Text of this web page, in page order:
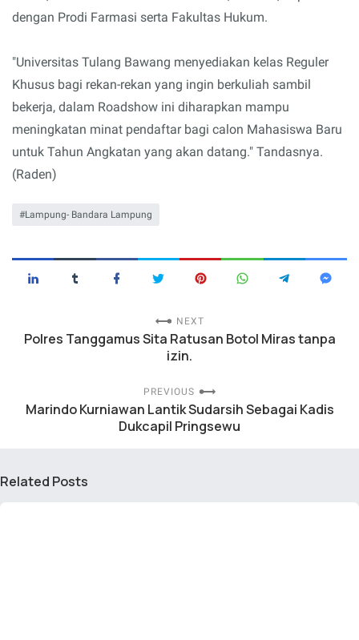
dengan Prodi Farmasi serta Fakultas Hukum.
"Universitas Tulang Bawang menyediakan kelas Reguler
Khusus bagi rekan-rekan yang ingin berkuliah sambil
bekerja, dalam Roadshow ini diharapkan mampu
meningkatan minat pendaftar bagi calon Mahasiswa Baru
untuk Tahun Angkatan yang akan datang." Tandasnya.
(Raden)
Lampung- Bandara Lampung
NEXT
Polres Tanggamus Sita Ratusan Botol Miras tanpa
izin.
PREVIOUS
Marindo Kurniawan Lantik Sudarsih Sebagai Kadis
Dukcapil Pringsewu
Related Posts